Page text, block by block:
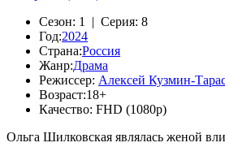
Сезон: 1 | Серия: 8
Год:2024
Страна:Россия
Жанр:Драма
Режиссер: Алексей Кузмин-
Возраст:18+
Качество: FHD (1080p)
Ольга Шилковская являлась женой